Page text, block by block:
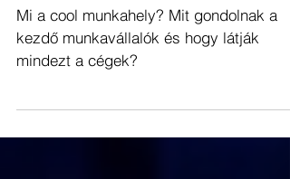
MI A COOL MUNKAHELY? [VIDEÓ!]
Mi a cool munkahely? Mit gondolnak a
kezdő munkavállalók és hogy látják